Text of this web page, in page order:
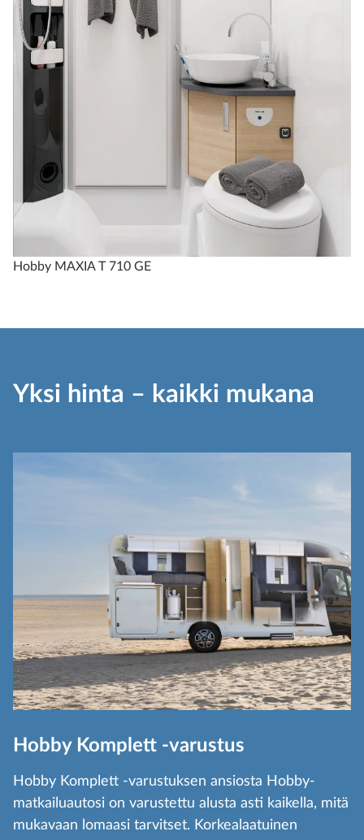
Hobby MAXIA T 710 GE
Yksi hinta – kaikki mukana
Hobby Komplett -varustus
Hobby Komplett -varustuksen ansiosta Hobby-
matkailuautosi on varustettu alusta asti kaikella, mitä
mukavaan lomaasi tarvitset. Korkealaatuinen